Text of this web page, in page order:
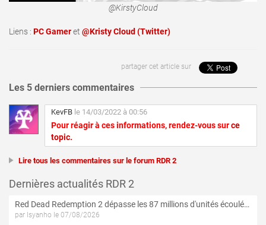
@KirstyCloud
Liens : PC Gameret @Kristy Cloud (Twitter)
partager cet article sur
Les 5 derniers commentaires
KevFB le 14/03/2022 à 00:56
Pour réagir à ces informations, rendez-vous surce
topic.
Lire tous les commentaires sur le forum RDR 2
Dernières actualités RDR 2
Red Dead Redemption 2 dépasse les 87 millions d'unités écoulées
par Isyanho le 07/08/2026